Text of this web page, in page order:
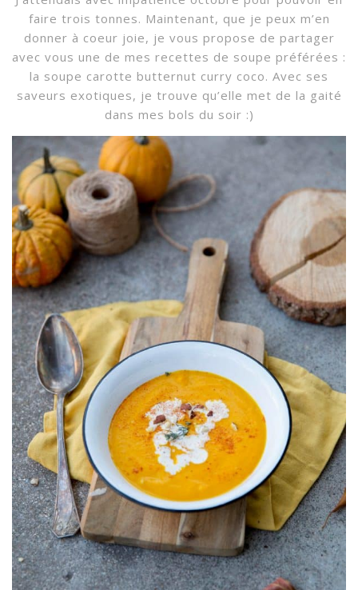
faire trois tonnes. Maintenant, que je peux m’en
donner à coeur joie, je vous propose de partager
avec vous une de mes recettes de soupe préférées :
la soupe carotte butternut curry coco. Avec ses
saveurs exotiques, je trouve qu’elle met de la gaité
dans mes bols du soir :)